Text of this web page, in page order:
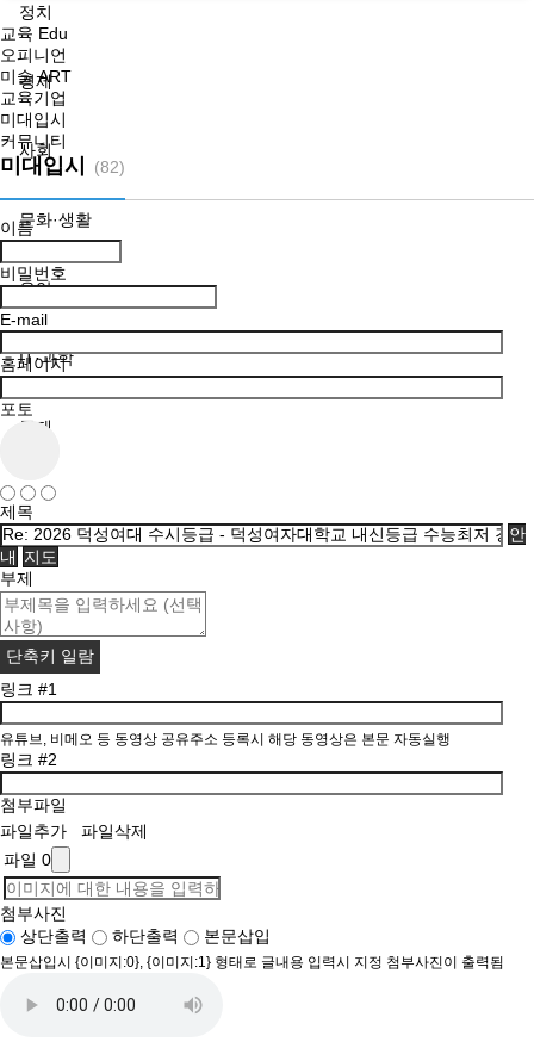
정치
경제
사회
문화·생활
음악
IT·과학
국제
교육 Edu
오피니언
미술 ART
교육기업
미대입시
커뮤니티
미대입시 (82)
이름
비밀번호
E-mail
홈페이지
포토
제목
안
내 지도
부제
단축키 일람
링크 #1
유튜브, 비메오 등 동영상 공유주소 등록시 해당 동영상은 본문 자동실행
링크 #2
첨부파일
파일추가
파일삭제
파일 0
첨부사진
상단출력
하단출력 본문삽입
본문삽입시 {이미지:0}, {이미지:1} 형태로 글내용 입력시 지정 첨부사진이 출력됨